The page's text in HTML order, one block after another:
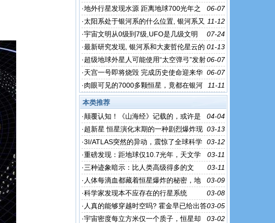
9就是万物真相
06-07
·地外行星发现水源 距离地球700光年之
外！
11-12
·太阳系处于银河系的什么位置, 银河系又
处于宇宙中的什么位置?
07-24
·宇宙文明从0级到7级,UFO是几级文明
（有视频）
01-13
·最新研究发现, 银河系和大麦哲伦星云的
史诗级合并, 或已经开始
06-07
·超级地球外星人可能使用“太空弹弓”发射
航天器
06-07
·天宫一号即将烧毁 完成历史使命迎来华
丽谢幕！
11-11
·肉眼可见的7000多颗恒星，竟都在银河
系之内，真实的宇宙有多大？
本类推荐
04-04
·颠覆认知！《山海经》记载的，或许是
另一个地球？
03-13
·超新星 恒星演化末期的一种剧烈爆炸现
象，能瞬间释放巨大能量
03-12
·3I/ATLAS突然的异动，震惊了全球科学
界，外星科技离我们这么近？
03-11
·重磅发现：距地球仅10.7光年，天文学
家发现一颗疑似宜居的行星
03-11
·三种迹象暗示：比人类高级得多的文
明，或许真存在！
03-09
· 人体每滴血都藏着恒星爆炸的秘密，地
球磁场竟是宇宙最稀有护盾?
03-08
·科学家发现本不应存在的行星系统
03-05
· 人真的能够穿越时空吗? 霍金早已给出答
案，只是很多人不敢承认
03-02
·宇宙密度每立方米仅一个质子，恒星却